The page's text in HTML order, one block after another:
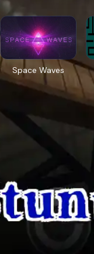
Space Waves